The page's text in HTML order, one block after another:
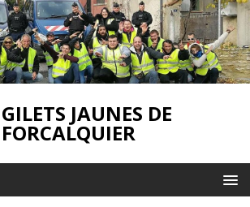
JAUNES DE
FORCALQUIER